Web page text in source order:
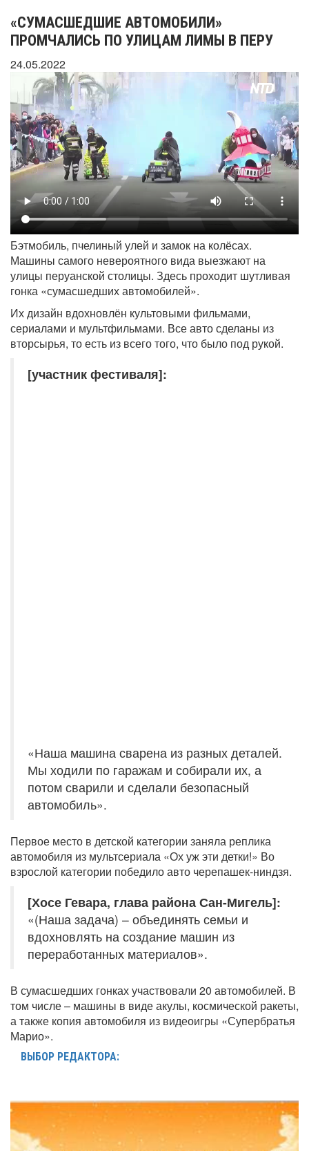
«СУМАСШЕДШИЕ АВТОМОБИЛИ»
ПРОМЧАЛИСЬ ПО УЛИЦАМ ЛИМЫ В ПЕРУ
24.05.2022
Бэтмобиль, пчелиный улей и замок на колёсах.
Машины самого невероятного вида выезжают на
улицы перуанской столицы. Здесь проходит шутливая
гонка «сумасшедших автомобилей».
Их дизайн вдохновлён культовыми фильмами,
сериалами и мультфильмами. Все авто сделаны из
вторсырья, то есть из всего того, что было под рукой.
[участник фестиваля]:
«Наша машина сварена из разных деталей.
Мы ходили по гаражам и собирали их, а
потом сварили и сделали безопасный
автомобиль».
Первое место в детской категории заняла реплика
автомобиля из мультсериала «Ох уж эти детки!» Во
взрослой категории победило авто черепашек-ниндзя.
[Хосе Гевара, глава района Сан-Мигель]:
«(Наша задача) – объединять семьи и
вдохновлять на создание машин из
переработанных материалов».
В сумасшедших гонках участвовали 20 автомобилей. В
том числе – машины в виде акулы, космической ракеты,
а также копия автомобиля из видеоигры «Супербратья
Марио».
ВЫБОР РЕДАКТОРА: